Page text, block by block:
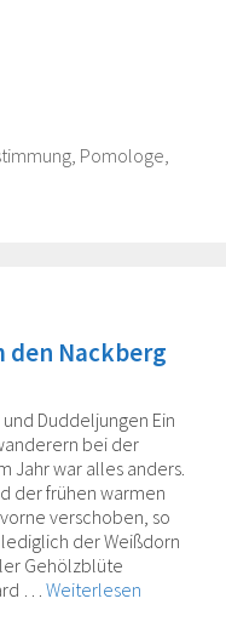
, Pomologe,
Nackberg
Duddeljungen Ein
bei der
Jahr war alles anders.
der frühen warmen
verschoben, so
der Weißdorn
Gehölzblüte
… Weiterlesen